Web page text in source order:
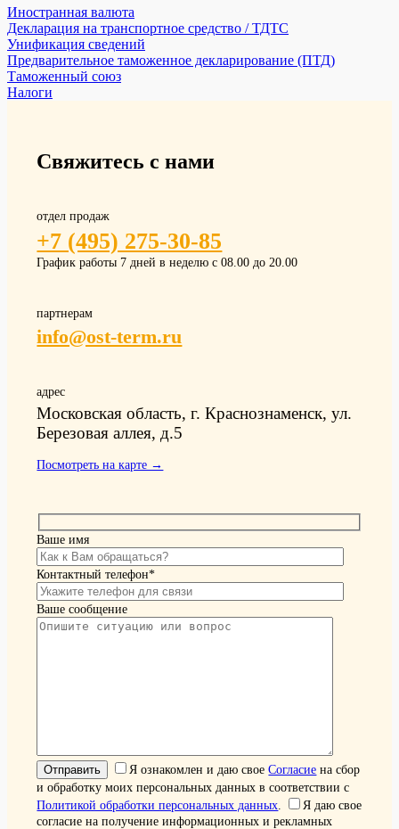
Иностранная валюта
Декларация на транспортное средство / ТДТС
Унификация сведений
Предварительное таможенное декларирование (ПТД)
Таможенный союз
Налоги
Свяжитесь с нами
отдел продаж
+7 (495) 275-30-85
График работы 7 дней в неделю с 08.00 до 20.00
партнерам
info@ost-term.ru
адрес
Московская область, г. Краснознаменск, ул.
Березовая аллея, д.5
Посмотреть на карте →
Ваше имя
Контактный телефон*
Ваше сообщение
Я ознакомлен и даю своеСогласие на сбор
и обработку моих персональных данных в соответствии с
Политикой обработки персональных данных
Я даю свое
согласие на получение информационных и рекламных